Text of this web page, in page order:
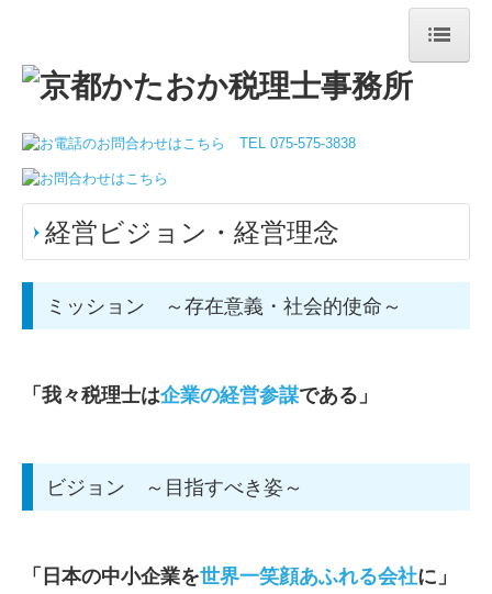
トップページ
当事務所について
事務所紹介
ご挨拶
経営ビジョン・経営理念
事務所概要
アクセスマップ
契約プランについて
経営ビジョン・経営理念
ミッション ～存在意義・社会的使命～
「 我々税理士は企業の経営参謀である」
ビジョン ～目指すべき姿～
「日本の中小企業を世界一笑顔あふれる会社に 」